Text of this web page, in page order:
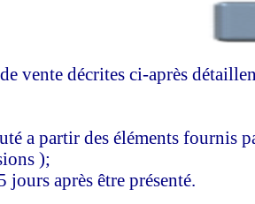
vente décrites ci-après
a partir des éléments fournis
);
15 jours après